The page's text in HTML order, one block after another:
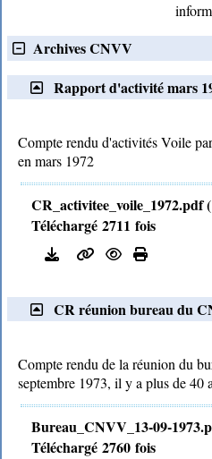
Archives CNVV
Rapport d'activité mars
Compte rendu d'activités Voile
en mars 1972
CR_activitee_voile_1972.pdf
Téléchargé 2711 fois
CR réunion bureau du
Compte rendu de la réunion du
septembre 1973, il y a plus de 40
Bureau_CNVV_13-09-
Téléchargé 2760 fois